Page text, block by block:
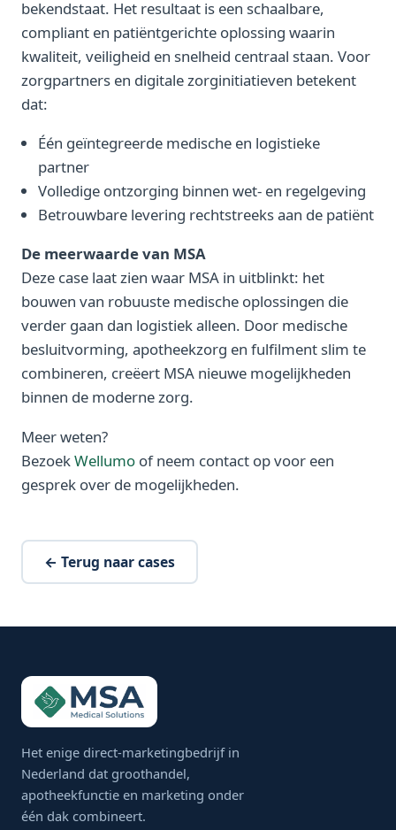
bekendstaat. Het resultaat is een schaalbare,
compliant en patiëntgerichte oplossing waarin
kwaliteit, veiligheid en snelheid centraal staan. Voor
zorgpartners en digitale zorginitiatieven betekent
dat:
Één geïntegreerde medische en logistieke
partner
Volledige ontzorging binnen wet- en regelgeving
Betrouwbare levering rechtstreeks aan de patiënt
De meerwaarde van MSA
Deze case laat zien waar MSA in uitblinkt: het
bouwen van robuuste medische oplossingen die
verder gaan dan logistiek alleen. Door medische
besluitvorming, apotheekzorg en fulfilment slim te
combineren, creëert MSA nieuwe mogelijkheden
binnen de moderne zorg.
Meer weten?
BezoekWellumo of neem contact op voor een
gesprek over de mogelijkheden.
← Terug naar cases
Het enige direct-marketingbedrijf in
Nederland dat groothandel,
apotheekfunctie en marketing onder
één dak combineert.